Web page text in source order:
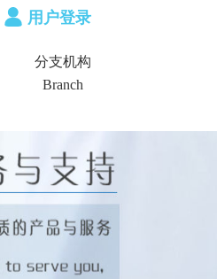
用户登录
分支机构
Branch